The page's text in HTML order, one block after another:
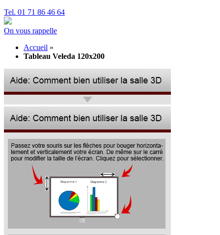
Tel. 01 71 86 46 64
On vous rappelle
Accueil »
Tableau Veleda 120x200